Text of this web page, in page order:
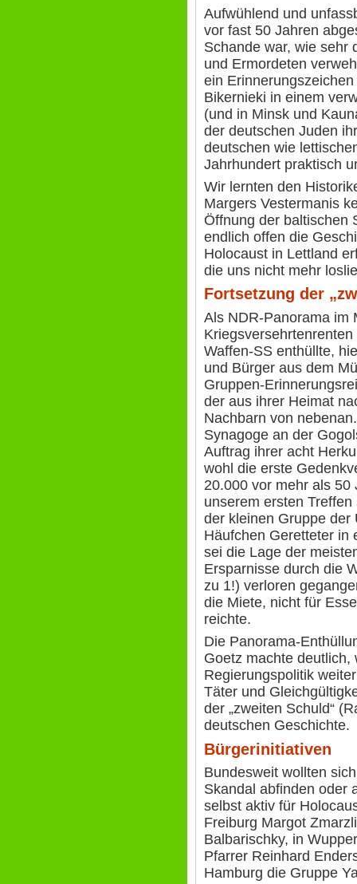
Aufwühlend und
vor fast 50 Jahren
Schande war, wie sehr
und Ermordeten
ein
Bikernieki in einem
(und in Minsk und
der deutschen Juden
deutschen wie
Jahrhundert praktisch
Wir lernten den
Margers Vestermanis
Öffnung der baltischen
endlich offen die
Holocaust in Lettland
die uns nicht mehr
Fortsetzung der
Als NDR-Panorama im
Waffen-SS enthüllte,
und Bürger aus dem
Gruppen-
der aus ihrer Heimat
Nachbarn von
Synagoge an der
Auftrag ihrer acht
wohl die erste
20.000 vor mehr als 50
unserem ersten
der kleinen Gruppe der
Häufchen Geretteter in
sei die Lage der
Ersparnisse durch die
zu 1!) verloren
die Miete, nicht für
reichte.
Die Panorama-
Goetz machte
Regierungspolitik
Täter und
der „zweiten Schuld“
deutschen Geschichte.
Bürgerinitiativen
Bundesweit wollten
Skandal abfinden oder
selbst aktiv für
Freiburg Margot
Balbarischky, in
Pfarrer Reinhard
Hamburg die Gruppe